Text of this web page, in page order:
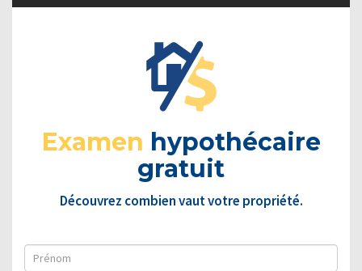
Examen hypothécaire
gratuit
Découvrez combien vaut votre propriété.